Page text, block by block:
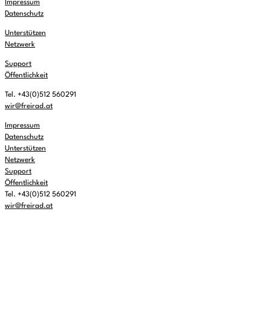
Impressum
Datenschutz
Unterstützen
Netzwerk
Support
Öffentlichkeit
Tel. +43(0)512 560291
wir@freirad.at
Impressum
Datenschutz
Unterstützen
Netzwerk
Support
Öffentlichkeit
Tel. +43(0)512 560291
wir@freirad.at